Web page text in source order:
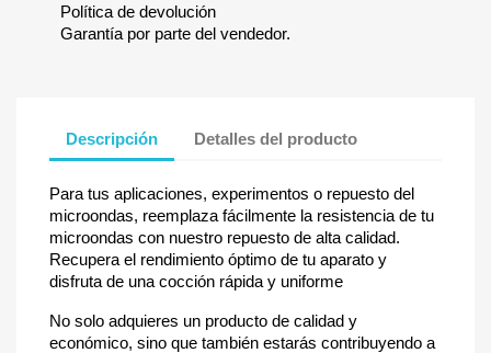
Política de devolución
Garantía por parte del vendedor.
Descripción Detalles del producto
Para tus aplicaciones, experimentos o repuesto del
microondas, reemplaza fácilmente la resistencia de tu
microondas con nuestro repuesto de alta calidad.
Recupera el rendimiento óptimo de tu aparato y
disfruta de una cocción rápida y uniforme
No solo adquieres un producto de calidad y
económico, sino que también estarás contribuyendo a